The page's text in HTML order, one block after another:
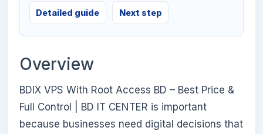
Detailed guide Next step
Overview
BDIX VPS With Root Access BD – Best Price &
Full Control | BD IT CENTER is important
because businesses need digital decisions that